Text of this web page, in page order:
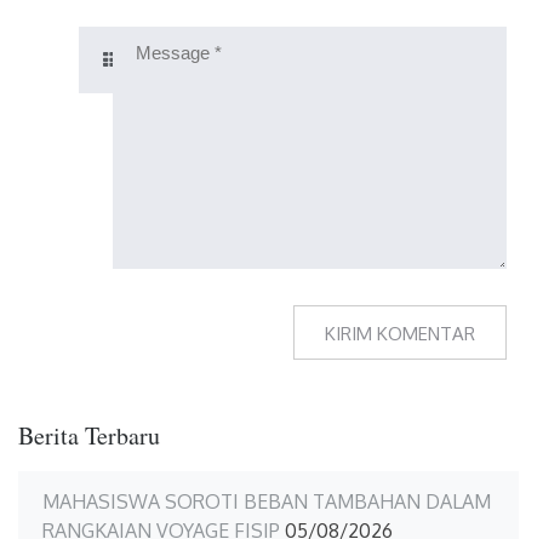
Berita Terbaru
MAHASISWA SOROTI BEBAN TAMBAHAN DALAM
RANGKAIAN VOYAGE FISIP 05/08/2026